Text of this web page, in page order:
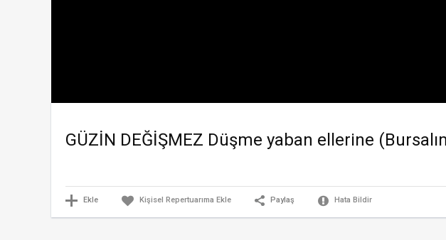
GÜZİN DEĞİŞMEZ Düşme yaban ellerine
Ekle Kişisel Repertuarıma Ekle Paylaş Hata Bildir